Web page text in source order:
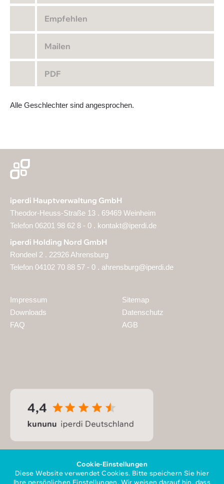
Cookie-Einstellungen
Diese Website verwendet Cookies. Bitte speichern Sie hier
Ihre persönlichen Einstellungen. Wir weisen darauf hin, dass
Empfehlen
Mailen
PDF
Alle Geschlechter sind angesprochen.
iperdi Hauptverwaltung GmbH
Theodor-Heuss-Straße 13 . 69469 Weinheim
Telefon 06201 98 62 8 - 0 . kontakt@iperdi.de
iperdi Holding Nord GmbH
Rondeel 2 . 22926 Ahrensburg
Telefon 04102 70 88 57 - 0 . ahrensburg@iperdi.de
Impressum
Downloads
FAQ
Sitemap
Datenschutz
AGB